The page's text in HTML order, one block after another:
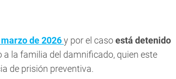
de 2026y por el casoestá detenido
a la familia del damnificado, quien este
de prisión preventiva.